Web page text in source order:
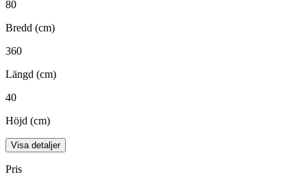
80
Bredd (cm)
360
Längd (cm)
40
Höjd (cm)
Visa detaljer
Pris